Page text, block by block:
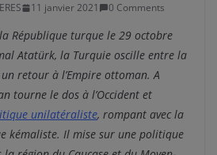
11 janvier 2021 0 Comments
République turque le 29 octobre
Atatürk, la Turquie oscille entre la
retour à l’Empire ottoman. A
tourne le dos à l’Occident et
unilatéraliste, rompant avec la
kémaliste. Il mise sur une politique